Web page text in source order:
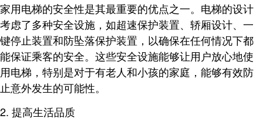
家用电梯的安全性是其最重要的优点之一。电梯的设计
考虑了多种安全设施，如超速保护装置、轿厢设计、一
键停止装置和防坠落保护装置，以确保在任何情况下都
能保证乘客的安全。这些安全设施能够让用户放心地使
用电梯，特别是对于有老人和小孩的家庭，能够有效防
止意外发生的可能性。
2. 提高生活品质